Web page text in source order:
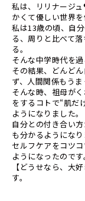
私は、リリナージ
かくて優しい世界
私は13歳の頃、自
る、周りと比べて
る。
そんな中学時代を過
その結果、どんど
ず、人間関係もう
そんな時、祖母が
をするコトで“肌だ
ようになりました
自分との付き合い
も分かるようにな
セルフケアをコツ
ようになったので
【どうせなら、大
す。